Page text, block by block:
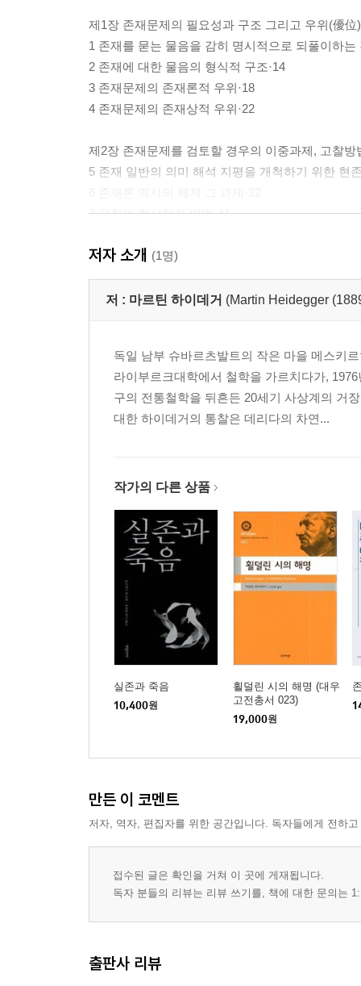
제1장 존재문제의 필요성과 구조 그리고 우위(優位)
1 존재를 묻는 물음을 감히 명시적으로 되풀이하는
2 존재에 대한 물음의 형식적 구조·14
3 존재문제의 존재론적 우위·18
4 존재문제의 존재상적 우위·22
제2장 존재문제를 검토할 경우의 이중과제, 고찰방
5 존재 일반의 의미 해석 지평을 개척하기 위한 현
7 고찰의 현상학적 방법·41
제1부 현존재를 시간성으로 해석하고,
존재에 대한 물음의 초월적 지평으로서 시간을 밝
제1장 현존재에 대한 준비적 분석과제의 제시
9 현존재의 분석작업 주제·60
10 인간학 심리학 생물학에 대한 현존재 분석작업
제2장 현존재의 근본틀로서의 세계―내―존재 일반
12 내―존재(안에―있음) 그 자체를 길잡이 삼아
13 기초잡힌 하나의 상태로 이루어지는 내―존재
제3장 세계의 세계성
14 세계 일반의 세계성 이념·86
A. 환경세계성 고유의 세계성과 세계성 전반의 분석
15 환경세계 안에서 만나는 존재자의 존재·90
16 세계 내부에 있는 존재자로부터 환경세계의 세
18 취향성과 유의성, 세계의 세계성·110
B. 세계성 분석을 데카르트의 세계존재론과 대조
20 ‘세계’에 대한 존재론적 규정의 모든 기초·121
C. 환경세계의 환경성과 현존재의 공간성
22 세계 내부적인 도구적 존재자의 공간성·133
25 현존재는 누구인가? 실존론적인 물음의 설정
27 일상적 자기존재와 세상사람·163
저자 소개 (1명)
저 : 마르틴 하이데거 (Martin Heidegger
독일 남부 슈바르츠발트의 작은 마을 메스키
라이부르크대학에서 철학을 가르치다가,
구의 전통철학을 뒤흔든 20세기 사상계의 거
대한 하이데거의 통찰은 데리다의 차연...
작가의 다른 상품
실존과 죽음
10,400원
횔덜린 시의 해명 (대우
고전총서 023)
19,000원
만든 이 코멘트
저자, 역자, 편집자를 위한 공간입니다. 독자들에게 전하
접수된 글은 확인을 거쳐 이 곳에 게재됩니다.
독자 분들의 리뷰는 리뷰 쓰기를, 책에 대한 문의는
출판사 리뷰